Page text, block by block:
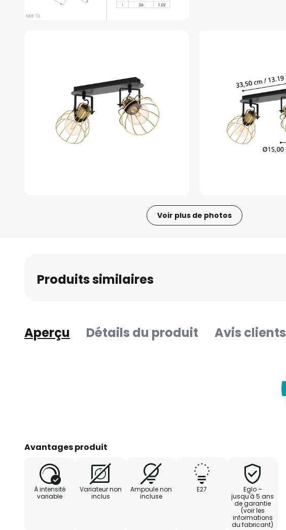
Voir plus de photos
Produits similaires
Aperçu Détails du produit Avis clients
Avantages produit
À intensité
variable
Variateur non
inclus
Ampoule non
incluse
E27
Eglo –
jusqu'à 5 ans
de garantie
(voir les
informations
du fabricant)